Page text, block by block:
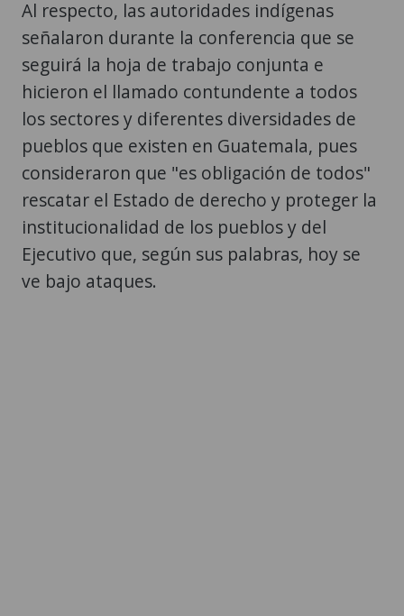
Al respecto, las autoridades indígenas
señalaron durante la conferencia que se
seguirá la hoja de trabajo conjunta e
hicieron el llamado contundente a todos
los sectores y diferentes diversidades de
pueblos que existen en Guatemala, pues
consideraron que "es obligación de todos"
rescatar el Estado de derecho y proteger la
institucionalidad de los pueblos y del
Ejecutivo que, según sus palabras, hoy se
ve bajo ataques.